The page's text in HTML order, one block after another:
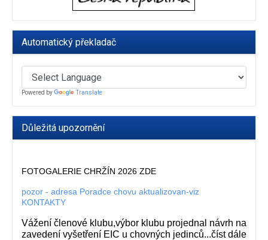
Automatický překladač
Powered by Translate
Důležitá upozornění
FOTOGALERIE CHRŽÍN 2026 ZDE
pozor - adresa Poradce chovu aktualizovan-viz
KONTAKTY
Vážení členové klubu,výbor klubu projednal návrh na
zavedení vyšetření EIC u chovných jedinců...číst dále